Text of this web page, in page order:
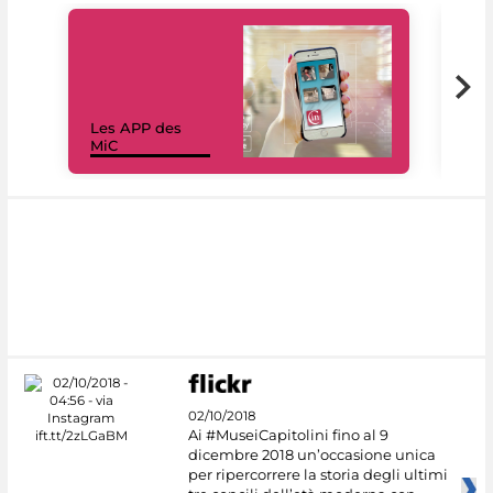
Les APP des
MiC
02/10/2018
Ai #MuseiCapitolini fino al 9
dicembre 2018 un’occasione unica
per ripercorrere la storia degli ultimi